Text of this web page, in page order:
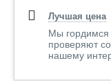
Лучшая цена
Мы
проверяют
нашему